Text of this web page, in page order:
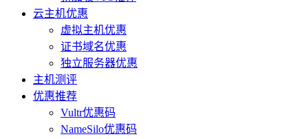
云主机优惠
虚拟主机优惠
证书域名优惠
独立服务器优惠
主机测评
优惠推荐
Vultr优惠码
NameSilo优惠码